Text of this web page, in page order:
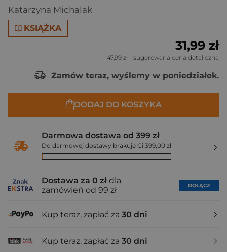
Katarzyna Michalak
KSIĄŻKA
31,99 zł
47,99 zł - sugerowana cena detaliczna
Zamów teraz, wyślemy w poniedziałek.
DODAJ DO KOSZYKA
Darmowa dostawa od 399 zł
Do darmowej dostawy brakuje Ci 399,00 zł
Dostawa za 0 zł dla
zamówień od 99 zł
DOŁĄCZ
Kup teraz, zapłać za 30 dni
Kup teraz, zapłać za 30 dni